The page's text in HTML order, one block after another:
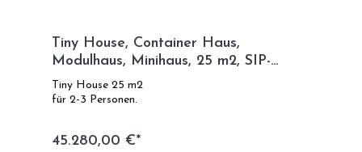
Tiny House, Container Haus,
Modulhaus, Minihaus, 25 m2, SIP-
Tiny House 25 m2
für 2-3 Personen.
45.280,00 €*